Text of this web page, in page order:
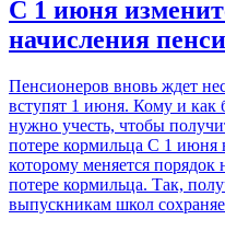
С 1 июня
начисления
Пенсионеров вновь ждет
вступят 1 июня. Кому и как
нужно учесть, чтобы
потере кормильца С 1 июня
которому меняется порядок
потере кормильца. Так,
выпускникам школ